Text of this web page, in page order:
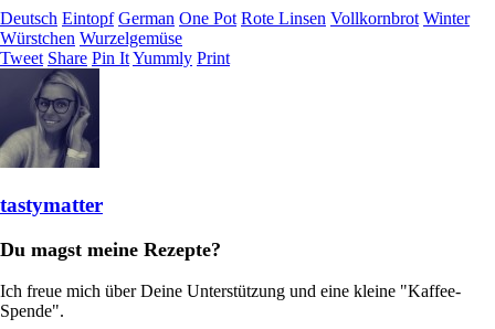
Deutsch Eintopf German One Pot Rote Linsen Vollkornbrot Winter
Würstchen Wurzelgemüse
Tweet Share Pin ItYummly Print
tastymatter
Du magst meine Rezepte?
Ich freue mich über Deine Unterstützung und eine kleine "Kaffee-
Spende".